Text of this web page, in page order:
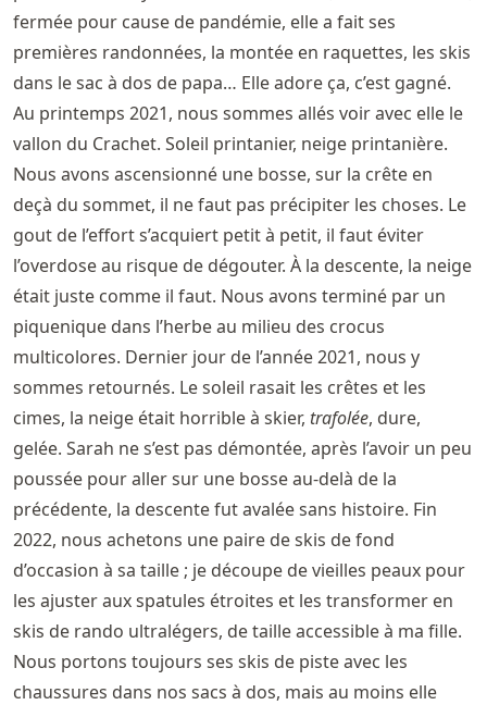
fermée pour cause de pandémie, elle a fait ses
premières randonnées, la montée en raquettes, les skis
dans le sac à dos de papa… Elle adore ça, c’est gagné.
Au printemps 2021, nous sommes allés voir avec elle le
vallon du Crachet. Soleil printanier, neige printanière.
Nous avons ascensionné une bosse, sur la crête en
deçà du sommet, il ne faut pas précipiter les choses. Le
gout de l’effort s’acquiert petit à petit, il faut éviter
l’overdose au risque de dégouter. À la descente, la neige
était juste comme il faut. Nous avons terminé par un
piquenique dans l’herbe au milieu des crocus
multicolores. Dernier jour de l’année 2021, nous y
sommes retournés. Le soleil rasait les crêtes et les
cimes, la neige était horrible à skier, trafolée, dure,
gelée. Sarah ne s’est pas démontée, après l’avoir un peu
poussée pour aller sur une bosse au-delà de la
précédente, la descente fut avalée sans histoire. Fin
2022, nous achetons une paire de skis de fond
d’occasion à sa taille ; je découpe de vieilles peaux pour
les ajuster aux spatules étroites et les transformer en
skis de rando ultralégers, de taille accessible à ma fille.
Nous portons toujours ses skis de piste avec les
chaussures dans nos sacs à dos, mais au moins elle